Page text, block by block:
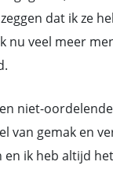
dat ik ze
nu veel meer
niet-
van gemak en
ik heb altijd